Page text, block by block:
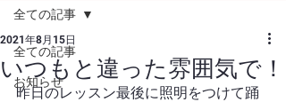
全ての記事
お知らせ
全ての記事
いつもと違った雰囲気で！
2021年8月15日
昨日のレッスン最後に照明をつけて踊